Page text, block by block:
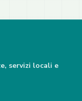
servizi locali e